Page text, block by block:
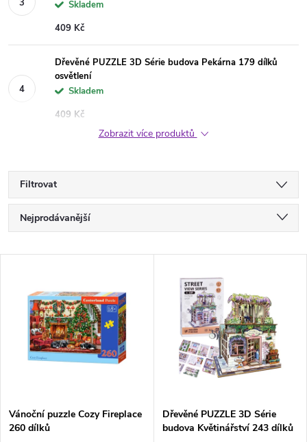
Skladem
409 Kč
Dřevěné PUZZLE 3D Série budova Pekárna 179 dílků
osvětlení
Skladem
409 Kč
Zobrazit více produktů
Filtrovat
Ř
a
p
Nejprodávanější
Abecedně
s
Vánoční puzzle Cozy Fireplace
260 dílků
Dřevěné PUZZLE 3D Série
budova Květinářství 243 dílků